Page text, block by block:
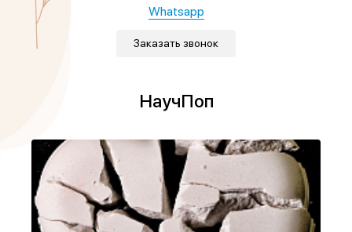
Whatsapp
Заказать звонок
НаучПоп